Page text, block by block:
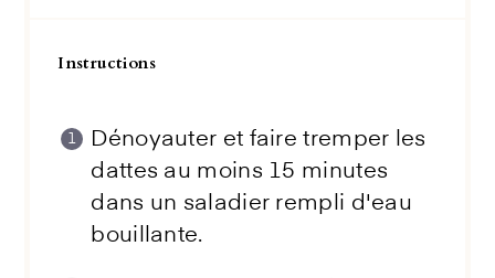
Instructions
Dénoyauter et faire tremper les
dattes au moins 15 minutes
dans un saladier rempli d'eau
bouillante.